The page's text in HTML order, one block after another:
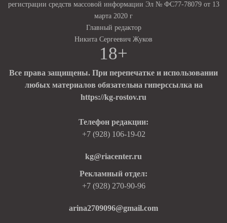
регистрации средств массовой информации Эл № ФС77-78079 от 13
марта 2020 г
Главный редактор
Никита Сергеевич Жуков
18+
Все права защищены. При перепечатке и использовании
любых материалов обязательна гиперссылка на
https://kg-rostov.ru
Телефон редакции:
+7 (928) 106-19-02
kg@riacenter.ru
Рекламный отдел:
+7 (928) 270-90-96
arina2709096@gmail.com